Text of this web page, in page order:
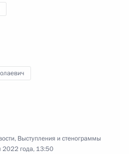
, Выступления и стенограммы
2022 года, 13:50